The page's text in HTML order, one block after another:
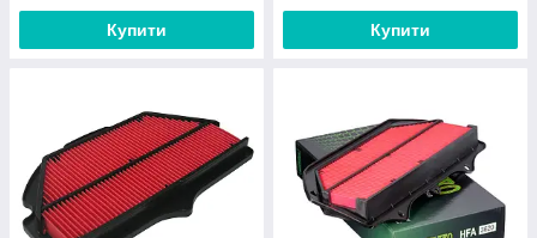
Купити Купити